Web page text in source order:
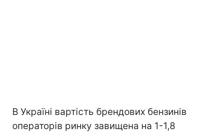
В Україні вартість брендових бензинів
операторів ринку завищена на 1-1,8